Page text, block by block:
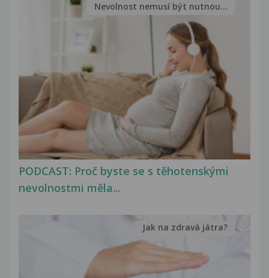
PODCAST: Proč byste se s těhotenskými
nevolnostmi měla...
Nevolnost nemusí být nutnou...
Jak na zdravá játra?